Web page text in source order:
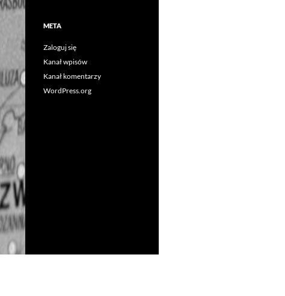
META
Zaloguj się
Kanał wpisów
Kanał komentarzy
WordPress.org